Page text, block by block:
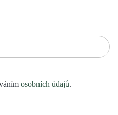
osobních údajů.